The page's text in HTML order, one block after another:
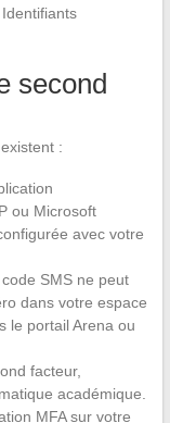
second
:
ou Microsoft
avec votre
SMS ne peut
dans votre espace
le portail Arena ou
facteur,
académique.
MFA sur votre